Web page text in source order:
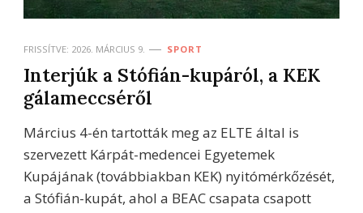
FRISSÍTVE: 2026. MÁRCIUS 9. SPORT
Interjúk a Stófián-kupáról, a KEK
gálameccséről
Március 4-én tartották meg az ELTE által is
szervezett Kárpát-medencei Egyetemek
Kupájának (továbbiakban KEK) nyitómérkőzését,
a Stófián-kupát, ahol a BEAC csapata csapott